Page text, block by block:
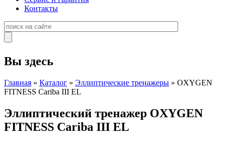
Контакты
Вы здесь
Главная » Каталог » Эллиптические тренажеры » OXYGEN
FITNESS Cariba III EL
Эллиптический тренажер OXYGEN
FITNESS Cariba III EL